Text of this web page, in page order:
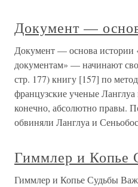
Документ —
Документ — основа истории
документам» — начинают
стр. 177) книгу [157] по
французские ученые
конечно, абсолютно правы.
обвиняли Ланглуа и
Гиммлер и Копье
Гиммлер и Копье Судьбы